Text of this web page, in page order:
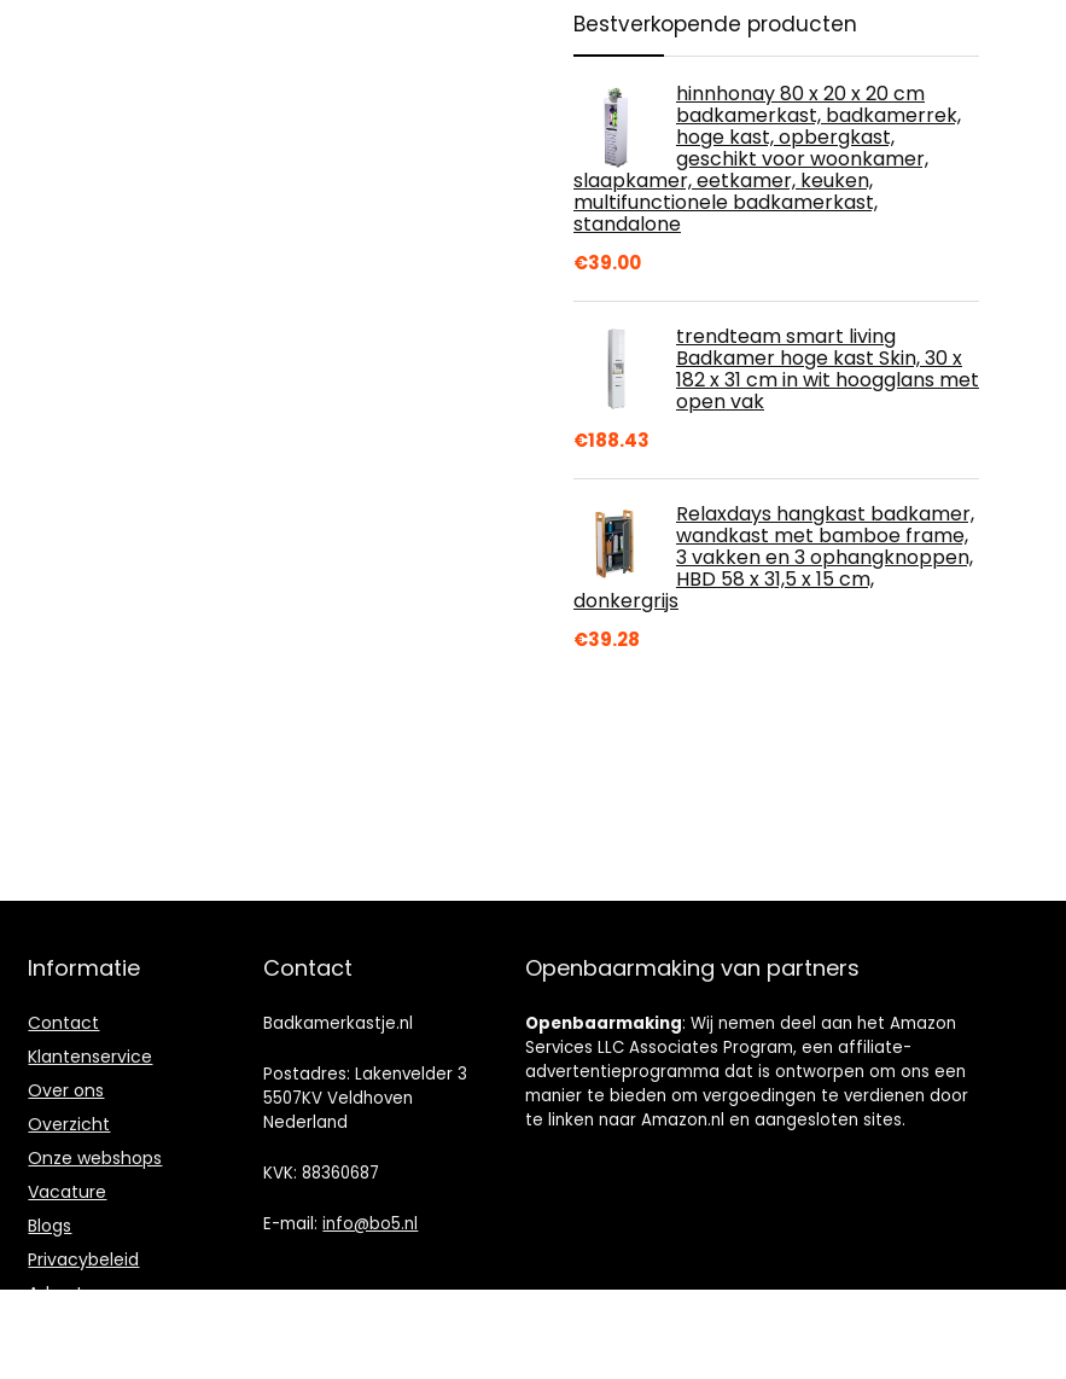
Bestverkopende producten
hinnhonay 80 x 20 x 20 cm
badkamerkast, badkamerrek,
hoge kast, opbergkast,
geschikt voor woonkamer,
slaapkamer, eetkamer, keuken,
multifunctionele badkamerkast,
standalone
€39.00
trendteam smart living
Badkamer hoge kast Skin, 30 x
182 x 31 cm in wit hoogglans met
open vak
€188.43
Relaxdays hangkast badkamer,
wandkast met bamboe frame,
3 vakken en 3 ophangknoppen,
HBD 58 x 31,5 x 15 cm,
donkergrijs
€39.28
Informatie
Contact
Klantenservice
Over ons
Overzicht
Onze webshops
Vacature
Blogs
Privacybeleid
Adverteren
Contact
Badkamerkastje.nl
Postadres: Lakenvelder 3
5507KV Veldhoven
Nederland
KVK: 88360687
E-mail:info@bo5.nl
Openbaarmaking van partners
Openbaarmaking: Wij nemen deel aan het Amazon
Services LLC Associates Program, een affiliate-
advertentieprogramma dat is ontworpen om ons een
manier te bieden om vergoedingen te verdienen door
te linken naar Amazon.nl en aangesloten sites.